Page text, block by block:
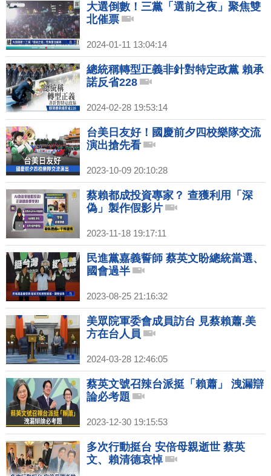
大選倒數！三黨「選前之夜」聚焦雙
北催票
2024-01-11 13:04:14
總統稱轉型正義非針對特定政黨 賴承
諾反省228
2024-02-28 19:53:14
台美日友好！國慶前夕四校樂隊交流
演出搶先看
2023-10-09 20:10:28
蔡賴都成投資專家？ 查獲利用「深
偽」製作假影片
2023-11-18 19:17:11
民進黨嘉義誓師 蔡英文盼總統當選、
國會過半
2023-08-25 21:16:32
美眾院軍委會成員訪台 見蔡賴蕭.美
方在台人員
2024-03-28 12:46:05
蔡英文號召辣台派挺「賴蕭」 洩漏辯
論必考題
2023-12-30 19:15:53
多次行動挺台 安倍母親逝世 蔡英
文、賴清德哀悼